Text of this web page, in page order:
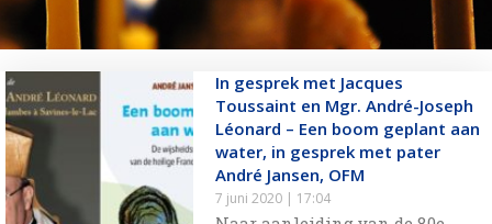
In gesprek met Jacques
Toussaint en Mgr. André-Joseph
Léonard – Een boom geplant aan
water, in gesprek met pater
André Jansen, OFM
7 juni 2020 17:04